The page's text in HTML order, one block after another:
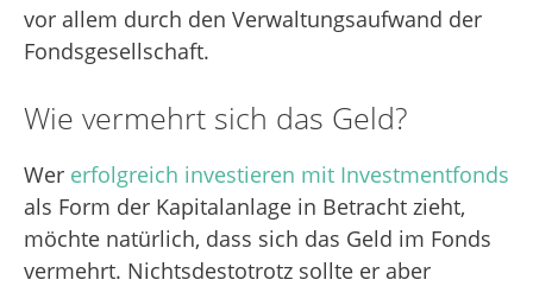
vor allem durch den Verwaltungsaufwand der
Fondsgesellschaft.
Wie vermehrt sich das Geld?
Wer erfolgreich investieren mit Investmentfonds
als Form der Kapitalanlage in Betracht zieht,
möchte natürlich, dass sich das Geld im Fonds
vermehrt. Nichtsdestotrotz sollte er aber